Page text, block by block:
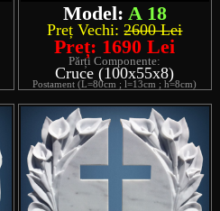
Model: A 18
Preț Vechi:2600 Lei
Preț: 1690 Lei
Părți Componente:
Cruce (100x55x8)
Postament (L=80cm ; l=13cm ; h=8cm)